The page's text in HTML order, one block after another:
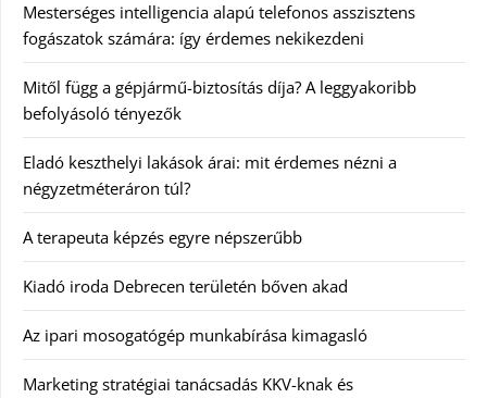
Mesterséges intelligencia alapú telefonos asszisztens
fogászatok számára: így érdemes nekikezdeni
Mitől függ a gépjármű-biztosítás díja? A leggyakoribb
befolyásoló tényezők
Eladó keszthelyi lakások árai: mit érdemes nézni a
négyzetméteráron túl?
A terapeuta képzés egyre népszerűbb
Kiadó iroda Debrecen területén bőven akad
Az ipari mosogatógép munkabírása kimagasló
Marketing stratégiai tanácsadás KKV-knak és